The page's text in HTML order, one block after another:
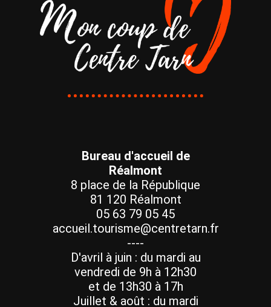
Bureau d'accueil de
Réalmont
8 place de la République
81 120 Réalmont
05 63 79 05 45
accueil.tourisme@centretarn.fr
----
D'avril à juin : du mardi au
vendredi de 9h à 12h30
et de 13h30 à 17h
Juillet & août : du mardi